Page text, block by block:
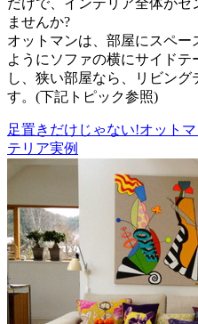
だけで、インテリア全体がセ
ませんか?
オットマンは、部屋にスペ
ようにソファの横にサイド
し、狭い部屋なら、リビン
す。(下記トピック参照)
足置きだけじゃない!オット
テリア実例